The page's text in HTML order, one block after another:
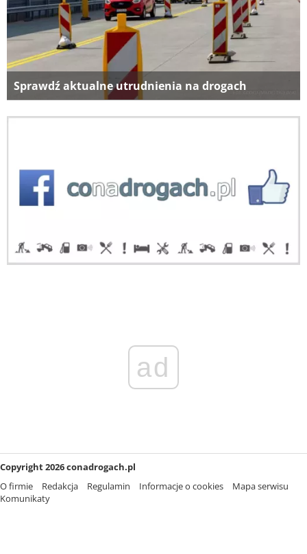
Sprawdź aktualne utrudnienia na drogach
ad
Copyright 2026 conadrogach.pl
O firmie
Redakcja Regulamin Informacje o cookies
Mapa serwisu
Komunikaty